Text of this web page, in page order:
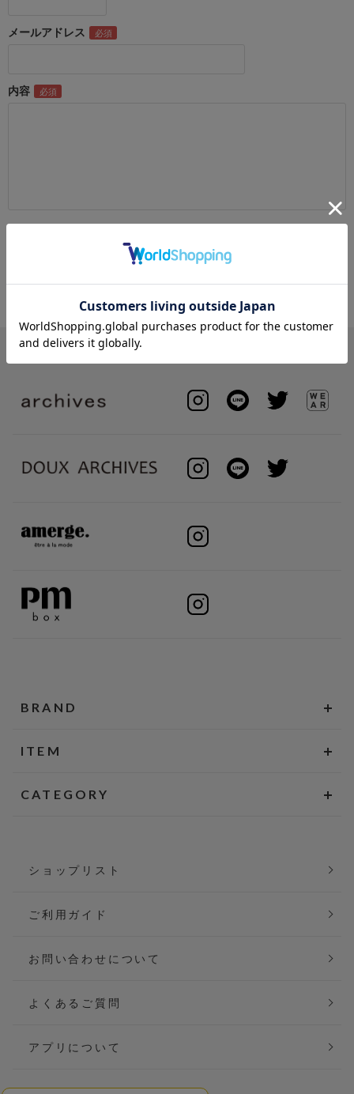
メールアドレス
内容
BRAND
ITEM
CATEGORY
ショップリスト
ご利用ガイド
お問い合わせについて
よくあるご質問
アプリについて